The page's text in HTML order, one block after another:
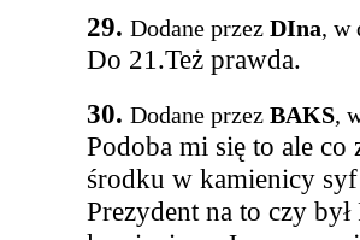
29. Dodane przez DIna, w
Do 21.Też prawda.
30. Dodane przez BAKS,
Podoba mi się to ale co
środku w kamienicy syf
Prezydent na to czy